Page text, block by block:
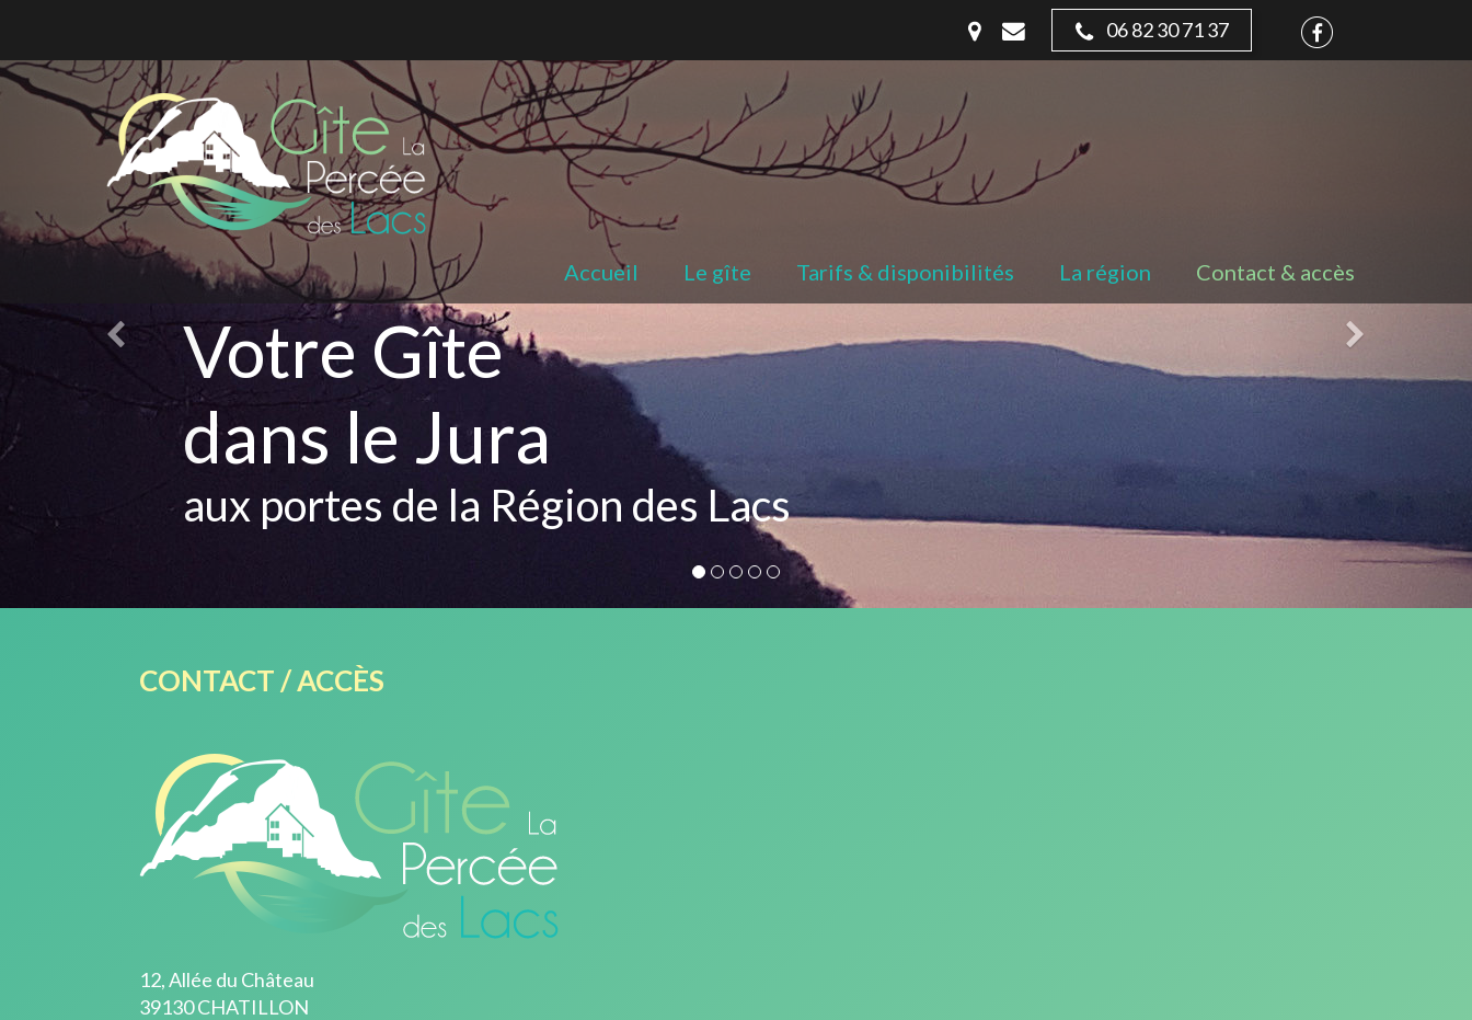
06 82 30 71 37
Votre Gîte
dans le Jura
aux portes de la Région des Lacs
Accueil Le gîte Tarifs & disponibilités La région Contact & accès
CONTACT / ACCÈS
12, Allée du Château
39130 CHATILLON